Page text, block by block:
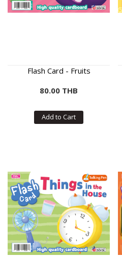
Flash Card - Fruits
80.00 THB
Add to Cart